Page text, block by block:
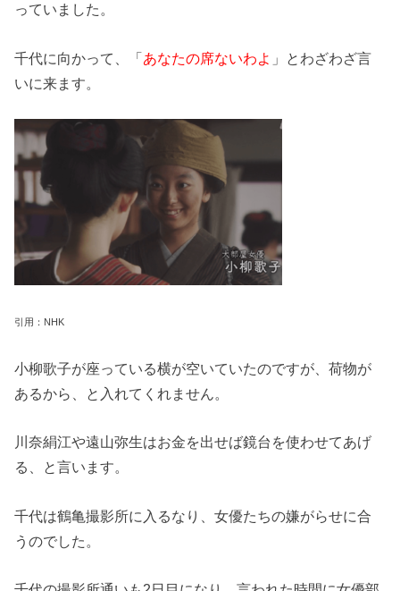
っていました。
千代に向かって、「あなたの席ないわよ 」とわざわざ言
いに来ます。
引用：NHK
小柳歌子が座っている横が空いていたのですが、荷物が
あるから、と入れてくれません。
川奈絹江や遠山弥生はお金を出せば鏡台を使わせてあげ
る、と言います。
千代は鶴亀撮影所に入るなり、女優たちの嫌がらせに合
うのでした。